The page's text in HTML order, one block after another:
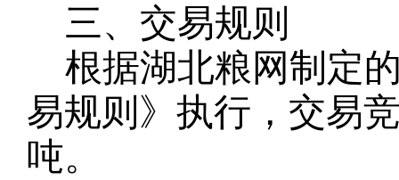
三、交易规则
根据湖北粮网制定
易规则》执行，交易
吨。